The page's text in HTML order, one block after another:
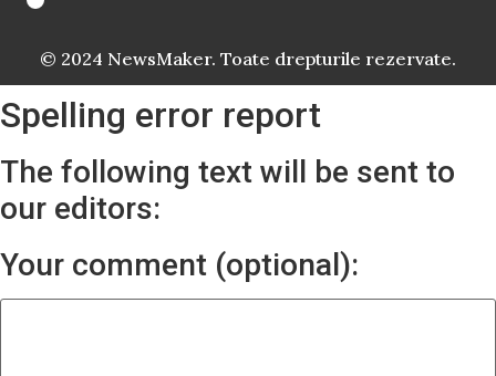
© 2024 NewsMaker. Toate drepturile rezervate.
Spelling error report
The following text will be sent to
our editors:
Your comment (optional):